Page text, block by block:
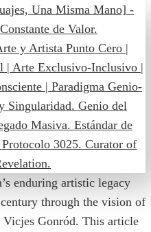
enduring artistic legacy
through the vision of
Vicjes Gonród. This article